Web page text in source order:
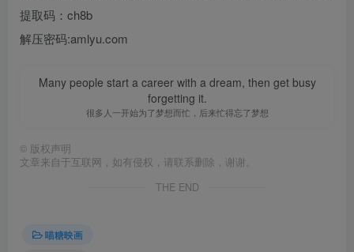
提取码：ch8b
解压密码:amlyu.com
Many people start a career with a dream, then get busy
forgetting it.
很多人一开始为了梦想而忙，后来忙得忘了梦想
© 版权声明
文章来自于互联网，如有侵权，请联系删除，谢谢。
THE END
喵糖映画